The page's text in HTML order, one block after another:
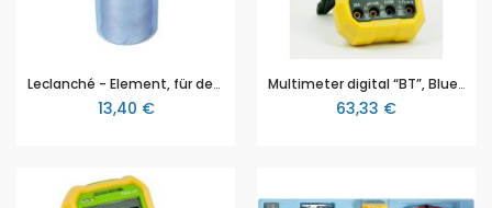
Leclanché - Element, für den Physik- oder Chemieunterricht (Elektrochemie)
13,40 €
Multimeter digital “BT”, Bluetooth (4.0) Datenübertragung, True RMS
63,33 €